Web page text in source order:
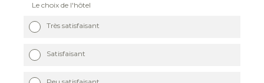
Le choix de l'hôtel
Très satisfaisant
Satisfaisant